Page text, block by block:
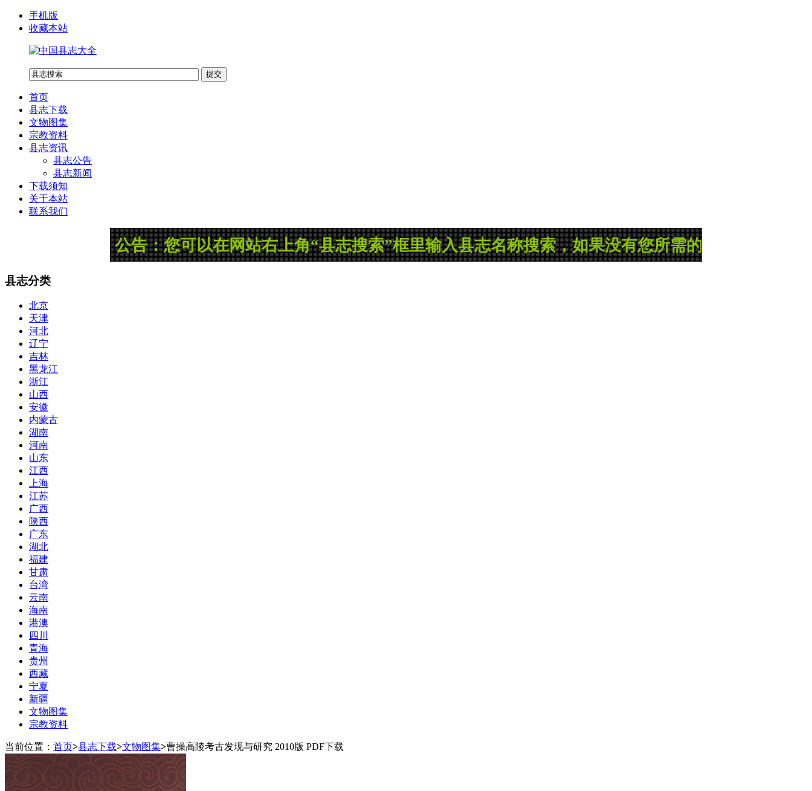
手机版
收藏本站
首页
县志下载
文物图集
宗教资料
县志资讯
县志公告
县志新闻
下载须知
关于本站
联系我们
公告：您可以在网站右上角“县志搜索”框里输入县志名称搜索，如果没有您所需的县志或地方志，那就
县志分类
北京
天津
河北
辽宁
吉林
黑龙江
浙江
山西
安徽
内蒙古
湖南
河南
山东
江西
上海
江苏
广西
陕西
广东
湖北
福建
甘肃
台湾
云南
海南
港澳
四川
青海
贵州
西藏
宁夏
新疆
文物图集
宗教资料
当前位置： 首页>县志下载>文物图集>曹操高陵考古发现与研究 2010版 PDF下载